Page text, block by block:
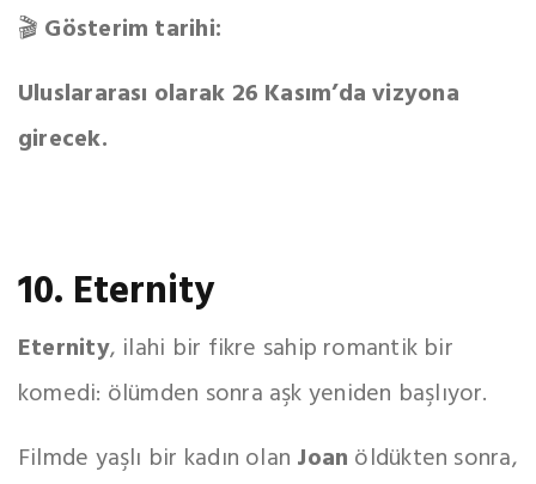
🎬 Gösterim tarihi:
Uluslararası olarak 26 Kasım’da vizyona
girecek.
10. Eternity
Eternity, ilahi bir fikre sahip romantik bir
komedi: ölümden sonra aşk yeniden başlıyor.
Filmde yaşlı bir kadın olan Joan öldükten sonra,